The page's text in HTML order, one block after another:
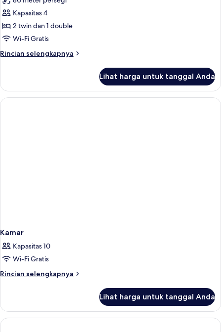
foto
untuk
Apartment
2
Bedrooms
Kapasitas 4
2 twin dan 1 double
Wi-Fi Gratis
Rincian selengkapnya
Rincian
Apartment
Bedrooms
Lihat harga untuk tanggal Anda
Kamar
Kapasitas 10
Wi-Fi Gratis
Rincian selengkapnya
Rincian
Kamar
Lihat harga untuk tanggal Anda